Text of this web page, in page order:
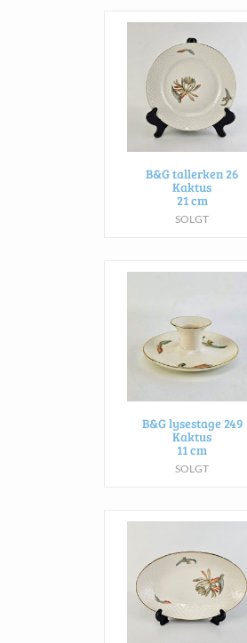
B&G tallerken 26
Kaktus
21 cm
SOLGT
B&G lysestage 249
Kaktus
11 cm
SOLGT